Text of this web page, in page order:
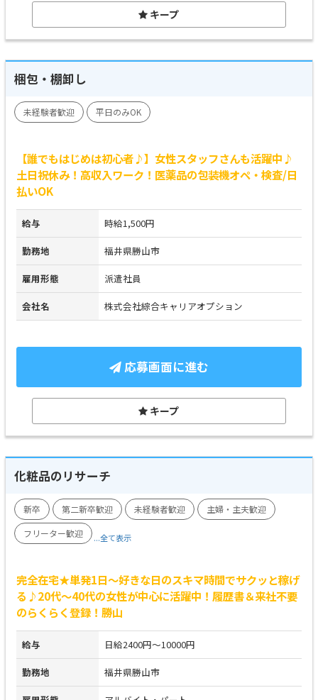
キープ
梱包・棚卸し
未経験者歓迎 平日のみOK
【誰でもはじめは初心者♪】女性スタッフさんも活躍中♪
土日祝休み！高収入ワーク！医薬品の包装機オペ・検査/日
払いOK
給与 時給1,500円
勤務地 福井県勝山市
雇用形態 派遣社員
会社名 株式会社綜合キャリアオプション
応募画面に進む
キープ
化粧品のリサーチ
新卒 第二新卒歓迎 未経験者歓迎
主婦・主夫歓迎
フリーター歓迎
...全て表示
完全在宅★単発1日～好きな日のスキマ時間でサクッと稼げ
る♪20代～40代の女性が中心に活躍中！履歴書＆来社不要
のらくらく登録！勝山
給与 日給2400円～10000円
勤務地 福井県勝山市